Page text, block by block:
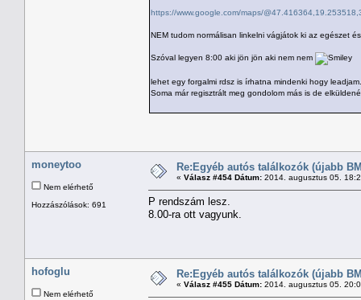
https://www.google.com/maps/
NEM tudom normálisan linkelni vágjátok ki az egészet
Szóval legyen 8:00 aki jön jön aki nem nem
lehet egy forgalmi rdsz is írhatna mindenki hogy
Soma már regisztrált meg gondolom más is de
moneytoo
Nem elérhető
Hozzászólások: 691
Re:Egyéb autós találkozók (újabb
« Válasz #454 Dátum: 2014. augusztus 05.
P rendszám lesz.
8.00-ra ott vagyunk.
hofoglu
Nem elérhető
Re:Egyéb autós találkozók (újabb
« Válasz #455 Dátum: 2014. augusztus 05.